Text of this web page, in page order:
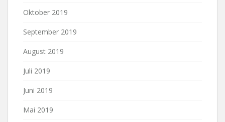
Oktober 2019
September 2019
August 2019
Juli 2019
Juni 2019
Mai 2019